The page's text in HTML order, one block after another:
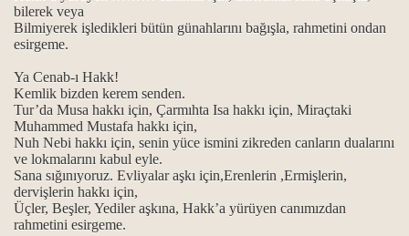
bilerek veya
Bilmiyerek işledikleri bütün günahlarını bağışla, rahmetini ondan
esirgeme.
Ya Cenab-ı Hakk!
Kemlik bizden kerem senden.
Tur’da Musa hakkı için, Çarmıhta Isa hakkı için, Miraçtaki
Muhammed Mustafa hakkı için,
Nuh Nebi hakkı için, senin yüce ismini zikreden canların dualarını
ve lokmalarını kabul eyle.
Sana sığınıyoruz. Evliyalar aşkı için,Erenlerin ,Ermişlerin,
dervişlerin hakkı için,
Üçler, Beşler, Yediler aşkına, Hakk’a yürüyen canımızdan
rahmetini esirgeme.